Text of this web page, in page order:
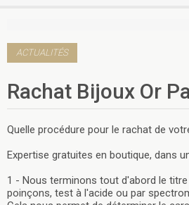
ACTUALITÉS
Rachat Bijoux Or
Quelle procédure pour le rachat de
Expertise gratuites en boutique, dans
1 - Nous terminons tout d'abord le titre
poinçons, test à l'acide ou par